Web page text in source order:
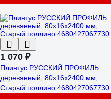
1 070 ₽
Плинтус РУССКИЙ ПРОФИЛЬ
деревянный, 80х16х2400 мм,
Старый поллино 4680427067730